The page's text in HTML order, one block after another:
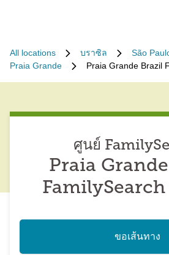
All locations บราซิล
São
Praia Grande
Praia Grande Brazil
ศูนย์
Praia
ขอเส้นทาง